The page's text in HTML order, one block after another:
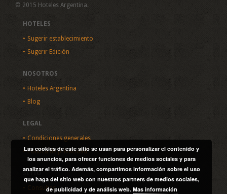
© 2015 Hoteles Argentina.
HOTELES
Sugerir establecimiento
Sugerir Edición
NOSOTROS
Hoteles Argentina
Blog
LEGAL
Condiciones generales
Política de privacidad
SITIO
Consultas
Las cookies de este sitio se usan para personalizar el contenido y
los anuncios, para ofrecer funciones de medios sociales y para
analizar el tráfico. Además, compartimos información sobre el uso
que haga del sitio web con nuestros partners de medios sociales,
de publicidad y de análisis web. Mas información